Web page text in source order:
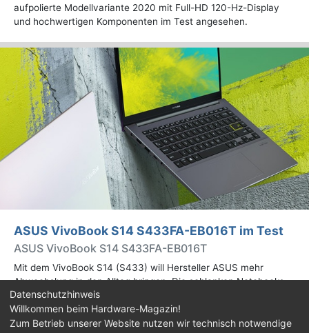
aufpolierte Modellvariante 2020 mit Full-HD 120-Hz-Display
und hochwertigen Komponenten im Test angesehen.
ASUS VivoBook S14 S433FA-EB016T im Test
ASUS VivoBook S14 S433FA-EB016T
Mit dem VivoBook S14 (S433) will Hersteller ASUS mehr
Abwechslung in den Alltag bringen. Die schlanken Notebooks
basieren auf Intels Comet-Lake-Plattform und bieten
beachtliche Rechenpower in einem kompakten Gehäuse.
Datenschutzhinweis
Willkommen beim Hardware-Magazin!
Zum Betrieb unserer Website nutzen wir technisch notwendige